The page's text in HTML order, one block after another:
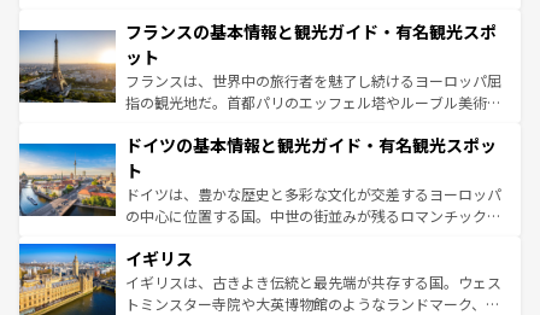
なお、新着のイタリア情報はコンテンツ一覧を参照してほ
しい。
文化が根付くこの国では、情熱的なフラメンコ、熱気あふ
れる闘牛、そして美味しいタパスが生活の一部となってい
る。首都マドリードの洗練された雰囲気や、バルセロナの
アートに溢れた街角から、地方では古代ローマ遺跡や中世
せる。地方によって風土や気候が異なるスペインはその個
ンテンツ一覧 を参照してほしい。
フランスの基本情報と観光ガイド・有名観光スポ
ット
フランスは、世界中の旅行者を魅了し続けるヨーロッパ屈
指の観光地だ。首都パリのエッフェル塔やルーブル美術館
で、幅広い魅力が詰まっている。華麗な宮殿、歴史的な大
聖堂、美しいビーチ、そして豊かな自然が、訪れる者を心
から魅了する。また、フランスは美食の国としても知ら
れ、フランス料理はユネスコ無形文化遺産にも登録されて
香り高いラベンダー畑など、多彩な楽しみ方が可能だ。さ
らに、パリ以外の地域にも魅力が溢れており、どの街角に
も豊かな歴史と文化が息づいている。パリ以外の個性あふ
ドイツの基本情報と観光ガイド・有名観光スポッ
ト
ドイツは、豊かな歴史と多彩な文化が交差するヨーロッパ
の中心に位置する国。中世の街並みが残るロマンチック街
顔を持つこの国は、どこを歩いても飽きることがない。ベ
ルリンの文化的活気、バイエルン州のアルプスの絶景、そ
してライン川沿いのワイン畑といった風景は必見。ビール
イギリス
イギリスは、古きよき伝統と最先端が共存する国。ウェス
トミンスター寺院や大英博物館のようなランドマーク、歴